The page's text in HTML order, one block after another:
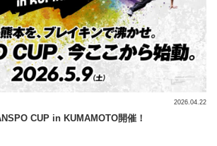
CUP in KUMAMOTO開催！
2026.04.22